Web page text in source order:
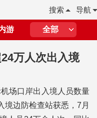
导航
搜索
游 全部
万人次出入境
场口岸出入境人员数量
境边防检查站获悉，7月